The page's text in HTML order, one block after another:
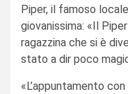
Piper, il famoso
giovanissima: «Il
ragazzina che si è
stato a dir poco
«L’appuntamento